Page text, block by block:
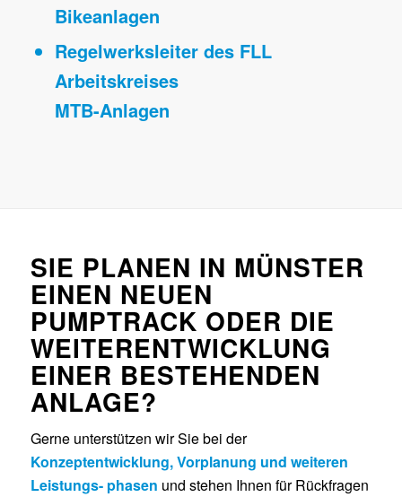
Bikeanlagen
Regelwerksleiter des FLL
Arbeitskreises
MTB-Anlagen
SIE PLANEN IN MÜNSTER
EINEN NEUEN
PUMPTRACK ODER DIE
WEITERENTWICKLUNG
EINER BESTEHENDEN
ANLAGE?
Gerne unterstützen wir Sie bei der
Konzeptentwicklung, Vorplanung und weiteren
Leistungs- phasen und stehen Ihnen für Rückfragen